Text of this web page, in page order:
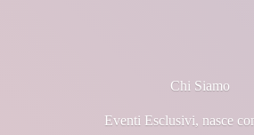
Chi Siamo
Eventi Esclusivi, nasce